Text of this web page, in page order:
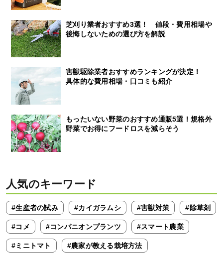
芝刈り業者おすすめ3選！ 値段・費用相場や
後悔しないための選び方を解説
害獣駆除業者おすすめランキングが決定！
具体的な費用相場・口コミも紹介
もったいない野菜のおすすめ通販5選！規格外
野菜でお得にフードロスを減らそう
人気のキーワード
#生産者の試み #カイガラムシ #害獣対策 #除草剤
#コメ #コンパニオンプランツ #スマート農業
#ミニトマト #農家が教える栽培方法